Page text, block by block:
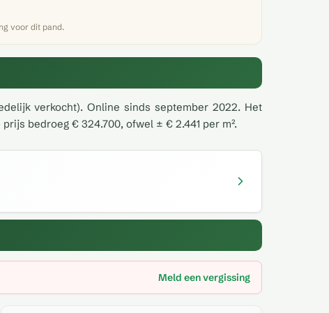
voor dit pand.
verkocht). Online sinds september 2022. Het
bedroeg € 324.700, ofwel ± € 2.441 per m².
Meld een vergissing